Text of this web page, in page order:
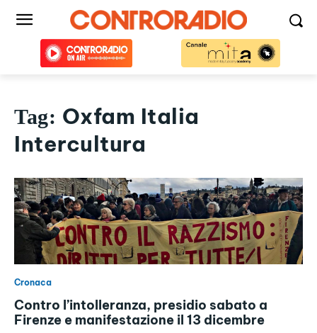
Tag: Oxfam Italia
Intercultura
Cronaca
Contro l’intolleranza, presidio sabato a
Firenze e manifestazione il 13 dicembre